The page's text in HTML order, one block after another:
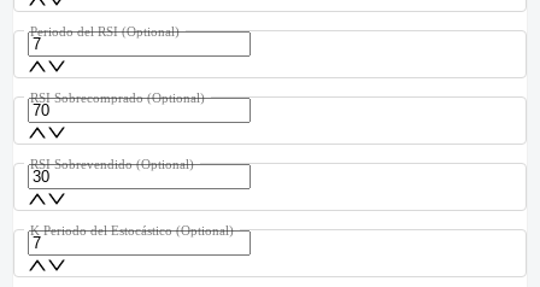
Periodo del RSI (Optional)
RSI Sobrecomprado (Optional)
RSI Sobrevendido (Optional)
K Periodo del Estocástico (Optional)